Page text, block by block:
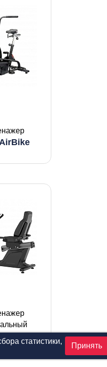
PP390
статистики,
Принять